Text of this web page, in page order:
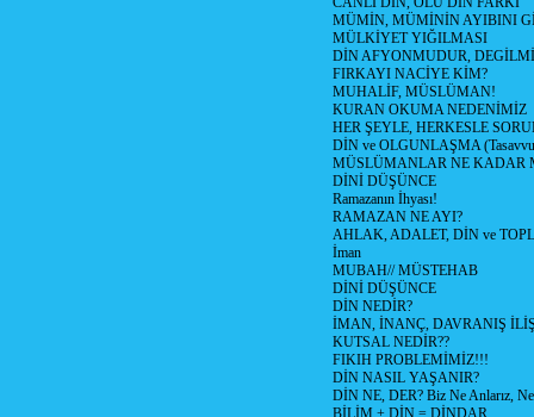
MÜMİN, MÜMİNİN AYIBINI
MÜLKİYET YIĞILMASI
DİN AFYONMUDUR,
FIRKAYI NACİYE KİM?
MUHALİF, MÜSLÜMAN!
KURAN OKUMA NEDENİMİZ
HER ŞEYLE, HERKESLE
DİN ve OLGUNLAŞMA
MÜSLÜMANLAR NE KADAR
DİNİ DÜŞÜNCE
Ramazanın İhyası!
RAMAZAN NE AYI?
AHLAK, ADALET, DİN ve
İman
MUBAH// MÜSTEHAB
DİNİ DÜŞÜNCE
DİN NEDİR?
İMAN, İNANÇ, DAVRANIŞ
KUTSAL NEDİR??
FIKIH PROBLEMİMİZ!!!
DİN NASIL YAŞANIR?
DİN NE, DER? Biz Ne Anlarız, Ne
BİLİM + DİN = DİNDAR